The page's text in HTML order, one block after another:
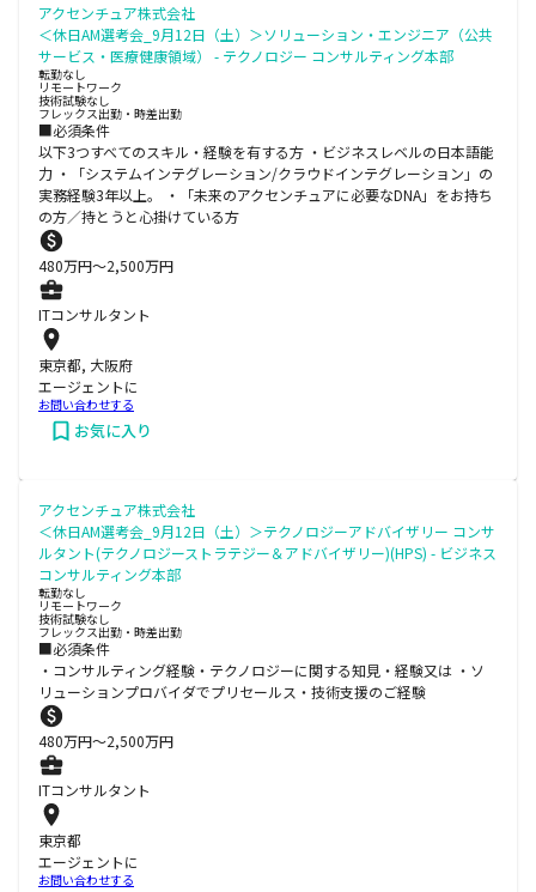
アクセンチュア株式会社
＜休日AM選考会_9月12日（土）＞ソリューション・エンジニア（公共
サービス・医療健康領域） - テクノロジー コンサルティング本部
転勤なし
リモートワーク
技術試験なし
フレックス出勤・時差出勤
■必須条件
以下3つすべてのスキル・経験を有する方 ・ビジネスレベルの日本語能
力 ・「システムインテグレーション/クラウドインテグレーション」の
実務経験3年以上。 ・「未来のアクセンチュアに必要なDNA」をお持ち
の方／持とうと心掛けている方
480万円〜2,500万円
ITコンサルタント
東京都, 大阪府
エージェントに
お問い合わせする
お気に入り
アクセンチュア株式会社
＜休日AM選考会_9月12日（土）＞テクノロジーアドバイザリー コンサ
ルタント(テクノロジーストラテジー＆アドバイザリー)(HPS) - ビジネス
コンサルティング本部
転勤なし
リモートワーク
技術試験なし
フレックス出勤・時差出勤
■必須条件
・コンサルティング経験・テクノロジーに関する知見・経験又は ・ソ
リューションプロバイダでプリセールス・技術支援のご経験
480万円〜2,500万円
ITコンサルタント
東京都
エージェントに
お問い合わせする